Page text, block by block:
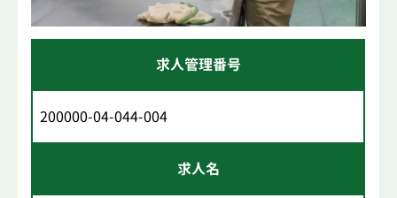
求人管理番号
200000-04-044-004
求人名